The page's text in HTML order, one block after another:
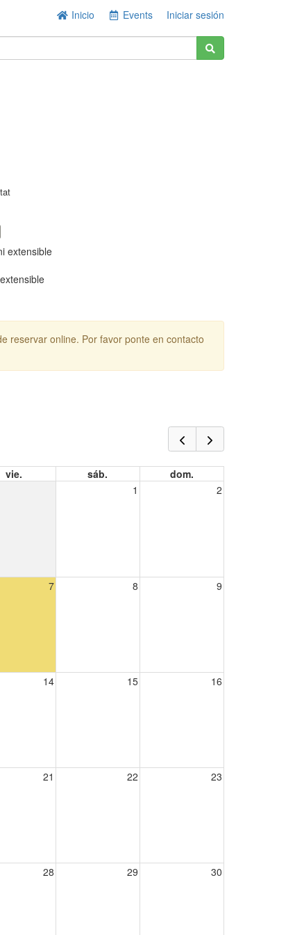
Inicio Events Iniciar sesión
extensible
reservar online. Por favor ponte en contacto
vie. sáb.
dom.
1
2
7 8 9
14 15 16
21 22 23
28 29 30